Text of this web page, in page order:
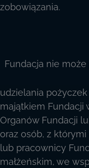
zobowiązania.
Fundacja nie
udzielania
majątkiem Fundacji
Organów Fundacji
oraz osób, z
lub pracownicy
małżeńskim, we